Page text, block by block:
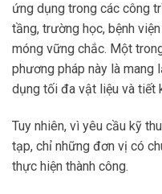
ứng dụng trong các công
tầng, trường học, bệnh
móng vững chắc. Một
phương pháp này là mang
dụng tối đa vật liệu và tiết
Tuy nhiên, vì yêu cầu kỹ
tạp, chỉ những đơn vị có
thực hiện thành công.